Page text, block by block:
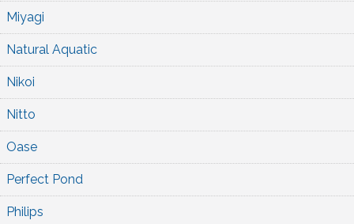
Miyagi
Natural Aquatic
Nikoi
Nitto
Oase
Perfect Pond
Philips